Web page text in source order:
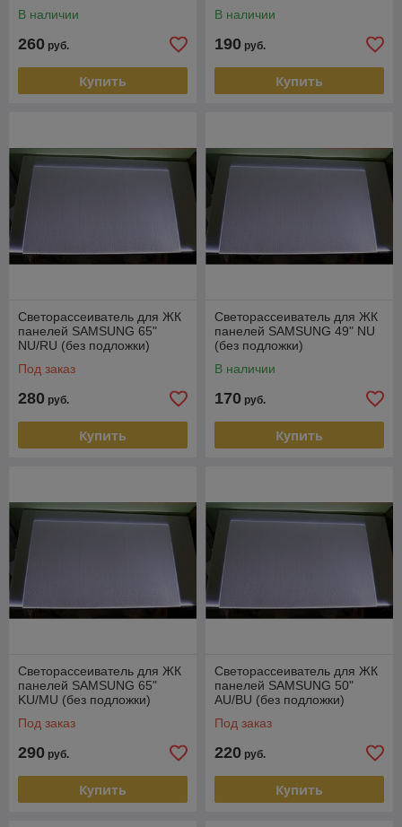
В наличии
260 руб.
Купить
В наличии
190 руб.
Купить
Светорассеиватель для ЖК
панелей SAMSUNG 65"
NU/RU (без подложки)
Под заказ
280 руб.
Купить
Светорассеиватель для ЖК
панелей SAMSUNG 49" NU
(без подложки)
В наличии
170 руб.
Купить
Светорассеиватель для ЖК
панелей SAMSUNG 65"
KU/MU (без подложки)
Под заказ
290 руб.
Купить
Светорассеиватель для ЖК
панелей SAMSUNG 50"
AU/BU (без подложки)
Под заказ
220 руб.
Купить